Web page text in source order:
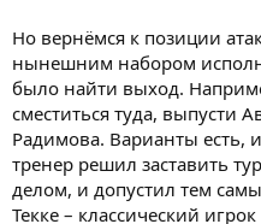
Но вернёмся к позиции
нынешним набором
было найти выход.
сместиться туда, выпусти
Радимова. Варианты есть,
тренер решил заставить
делом, и допустил тем
Текке – классический